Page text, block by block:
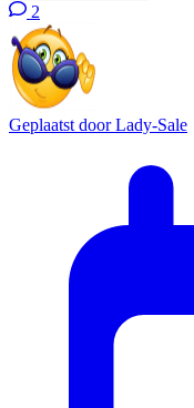
2
Geplaatst doorLady-Sale